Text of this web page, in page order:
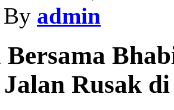
By admin
Bersama
Rusak